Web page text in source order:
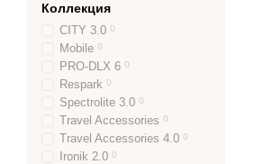
Коллекция
CITY 3.0 0
Mobile 0
PRO-DLX 6 0
Respark 0
Spectrolite 3.0 0
Travel Accessories 0
Travel Accessories 4.0 0
Ironik 2.0 0